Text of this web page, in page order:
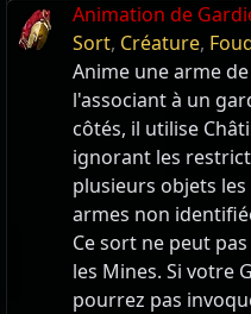
Animation de
Sort, Créature,
Anime une arme
l'associant à un
côtés, il utilise
ignorant les
plusieurs objets
armes non
Ce sort ne peut
les Mines. Si votre
pourrez pas